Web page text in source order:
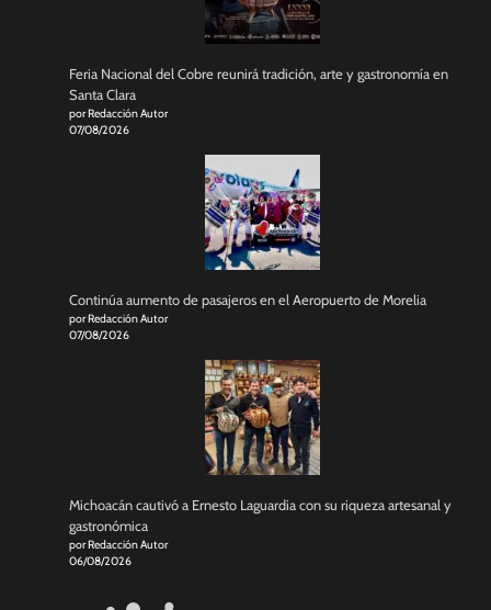
Feria Nacional del Cobre reunirá tradición, arte y gastronomía en
Santa Clara
por Redacción Autor
07/08/2026
Continúa aumento de pasajeros en el Aeropuerto de Morelia
por Redacción Autor
07/08/2026
Michoacán cautivó a Ernesto Laguardia con su riqueza artesanal y
gastronómica
por Redacción Autor
06/08/2026